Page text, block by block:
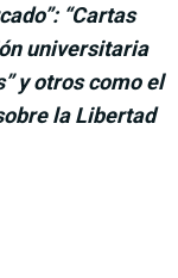
“Cartas
universitaria
y otros como el
la Libertad